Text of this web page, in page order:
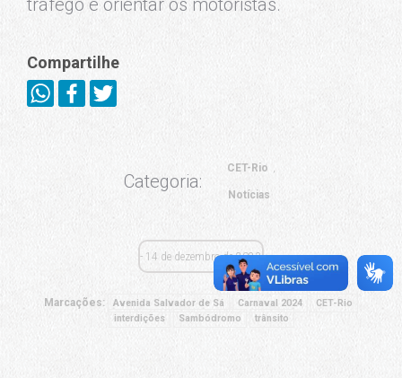
tráfego e orientar os motoristas.
Compartilhe
Categoria:
CET-Rio
Notícias
14 de dezembro de 2023
Marcações: Avenida Salvador de Sá Carnaval 2024
CET-Rio
interdições
Sambódromo trânsito